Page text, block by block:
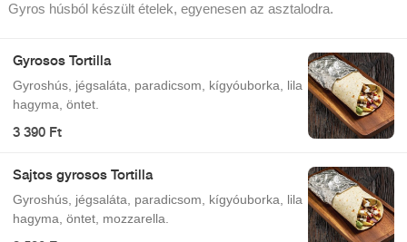
Gyros húsból készült ételek, egyenesen az asztalodra.
Gyrosos Tortilla
Gyroshús, jégsaláta, paradicsom, kígyóuborka, lila
hagyma, öntet.
3 390 Ft
Sajtos gyrosos Tortilla
Gyroshús, jégsaláta, paradicsom, kígyóuborka, lila
hagyma, öntet, mozzarella.